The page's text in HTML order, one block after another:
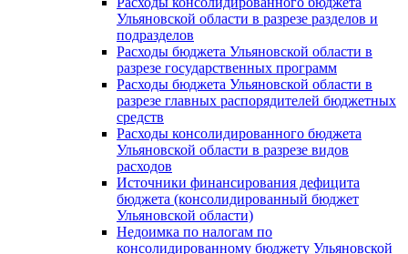
Ульяновской области в разрезе разделов и
подразделов
Расходы бюджета Ульяновской области в
разрезе государственных программ
Расходы бюджета Ульяновской области в
разрезе главных распорядителей бюджетных
средств
Расходы консолидированного бюджета
Ульяновской области в разрезе видов
расходов
Источники финансирования дефицита
бюджета (консолидированный бюджет
Ульяновской области)
Недоимка по налогам по
консолидированному бюджету Ульяновской